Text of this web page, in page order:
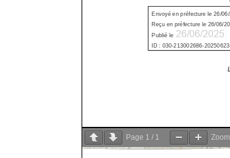
Page 1 / 1 Zoom